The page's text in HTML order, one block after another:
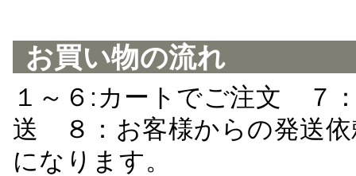
お買い物の流れ
１～６:カートでご注文 ７
送 ８：お客様からの発送
になります。